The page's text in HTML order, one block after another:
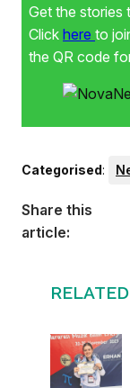
Get the stories
Click here to
the QR code
Categorised:
Share this
article: